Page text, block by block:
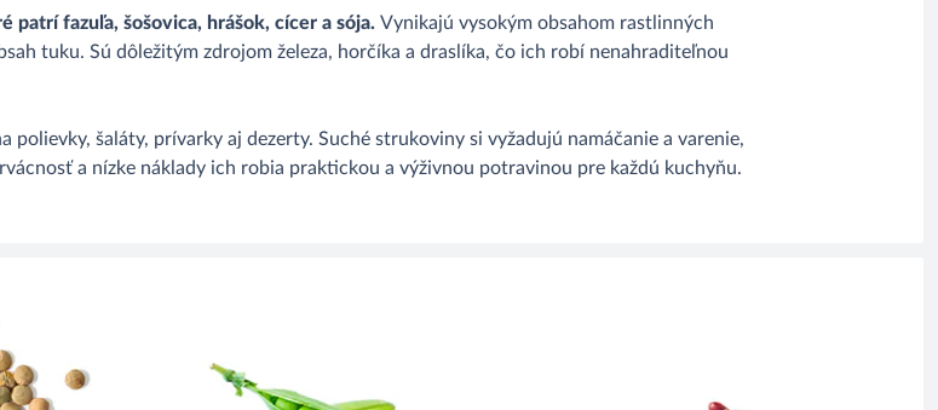
fazuľa, šošovica, hrášok, cícer a sója. Vynikajú vysokým obsahom rastlinných
tuku. Sú dôležitým zdrojom železa, horčíka a draslíka, čo ich robí nenahraditeľnou
šaláty, prívarky aj dezerty. Suché strukoviny si vyžadujú namáčanie a varenie,
a nízke náklady ich robia praktickou a výživnou potravinou pre každú kuchyňu.